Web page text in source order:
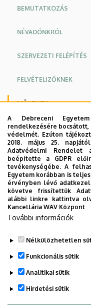
Oldalmenü
BEMUTATKOZÁS
NÉVADÓNKRÓL
SZERVEZETI FELÉPÍTÉS
FELVÉTELIZŐKNEK
MŰHELYEK
DOKUMENTUMOK
HASZNOS LINKEK
ELÉRHETŐSÉG
Képzési
Legutóbbi frissítés:
A Debreceni
rendelkezésére
védelmét. Ezúton
2018. május 25.
Adatvédelmi Rendelet
beépítette a GDPR
tevékenységébe. A
Egyetem korábban is
érvényben lévő
követve frissítettük
alábbi linkre kattintva
Kancellária WAV Központ
További információk
Nélkülözhetetlen
Funkcionális sütik
Analitikai sütik
Hirdetési sütik